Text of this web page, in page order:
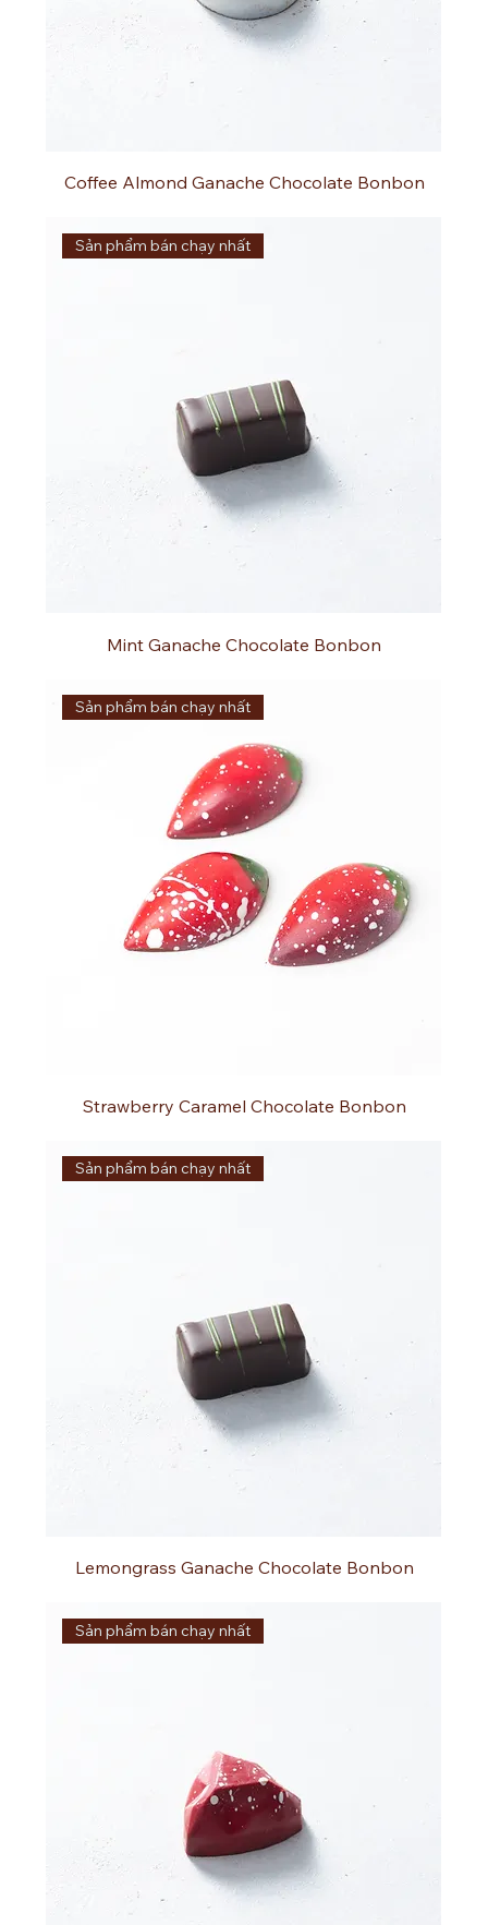
Coffee Almond Ganache Chocolate Bonbon
Sản phẩm bán chạy nhất
Mint Ganache Chocolate Bonbon
Sản phẩm bán chạy nhất
Strawberry Caramel Chocolate Bonbon
Sản phẩm bán chạy nhất
Lemongrass Ganache Chocolate Bonbon
Sản phẩm bán chạy nhất